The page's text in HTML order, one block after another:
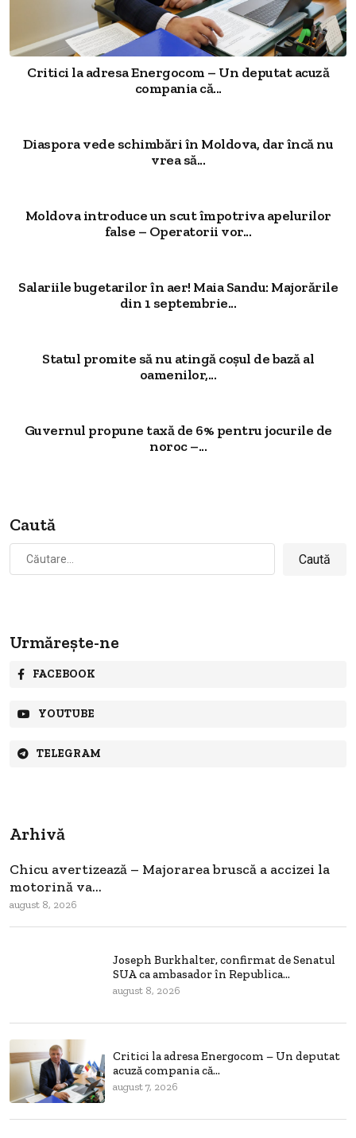
Critici la adresa Energocom – Un deputat acuză
compania că...
Diaspora vede schimbări în Moldova, dar încă nu
vrea să...
Moldova introduce un scut împotriva apelurilor
false – Operatorii vor...
Salariile bugetarilor în aer! Maia Sandu: Majorările
din 1 septembrie...
Statul promite să nu atingă coșul de bază al
oamenilor,...
Guvernul propune taxă de 6% pentru jocurile de
noroc –...
Caută
Caută
după:
Urmărește-ne
FACEBOOK
YOUTUBE
TELEGRAM
Arhivă
Chicu avertizează – Majorarea bruscă a accizei la
motorină va...
august 8, 2026
Joseph Burkhalter, confirmat de Senatul
SUA ca ambasador în Republica...
august 8, 2026
Critici la adresa Energocom – Un deputat
acuză compania că...
august 7, 2026